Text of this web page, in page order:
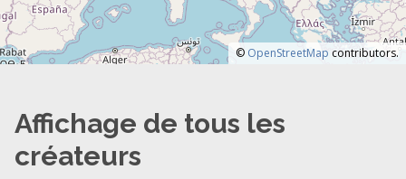
© OpenStreetMap contributors.
Affichage de tous les
créateurs